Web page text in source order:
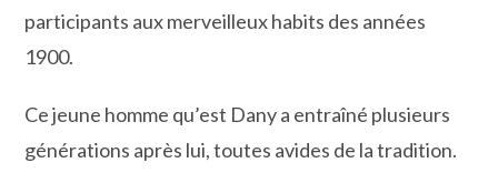
participants aux merveilleux habits des années
1900.
Ce jeune homme qu’est Dany a entraîné plusieurs
générations après lui, toutes avides de la tradition.